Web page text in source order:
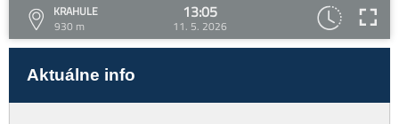
KRAHULE
930 m
13:05
11. 5. 2026
Aktuálne info